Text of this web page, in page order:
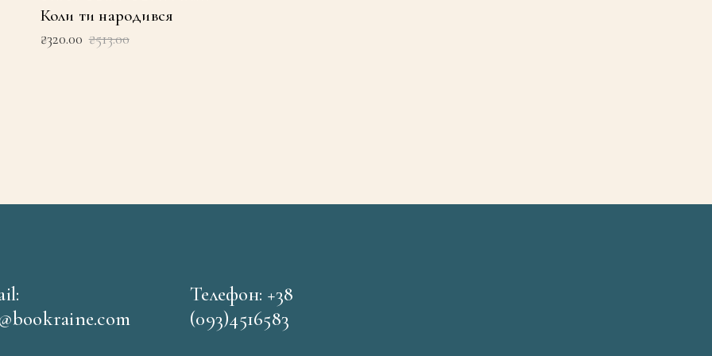
Коли ти народився
₴513.00
Оригінальна
ціна:
₴320.00
Поточна
ціна:
Телефон: +38
(093)4516583